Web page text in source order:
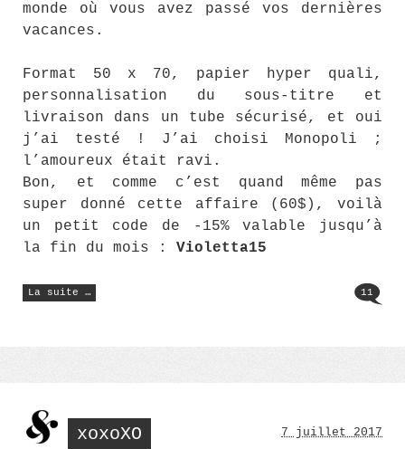
monde où vous avez passé vos dernières
vacances.
Format 50 x 70, papier hyper quali,
personnalisation du sous-titre et
livraison dans un tube sécurisé, et oui
j’ai testé ! J’ai choisi Monopoli ;
l’amoureux était ravi.
Bon, et comme c’est quand même pas
super donné cette affaire (60$), voilà
un petit code de -15% valable jusqu’à
la fin du mois : Violetta15
La suite …
« Le
Jean-
11
xoxoXO 7 juillet 2017